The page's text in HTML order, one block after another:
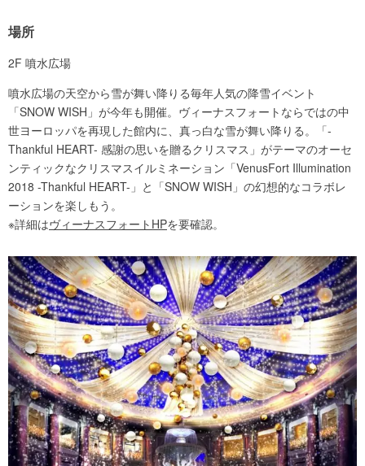
場所
2F 噴水広場
噴水広場の天空から雪が舞い降りる毎年人気の降雪イベント
「SNOW WISH」が今年も開催。ヴィーナスフォートならではの中
世ヨーロッパを再現した館内に、真っ白な雪が舞い降りる。「-
Thankful HEART- 感謝の思いを贈るクリスマス」がテーマのオーセ
ンティックなクリスマスイルミネーション「VenusFort Illumination
2018 -Thankful HEART-」と「SNOW WISH」の幻想的なコラボレ
ーションを楽しもう。
※詳細はヴィーナスフォートHPを要確認。